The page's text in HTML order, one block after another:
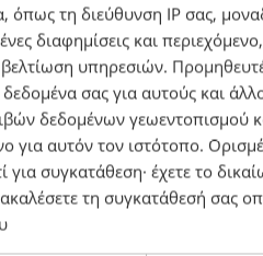
τη διεύθυνση IP σας,
διαφημίσεις και
υπηρεσιών.
δεδομένα σας για αυτούς και
δεδομένων γεωεντοπισμού
για αυτόν τον ιστότοπο.
συγκατάθεση· έχετε το
τη συγκατάθεσή σας